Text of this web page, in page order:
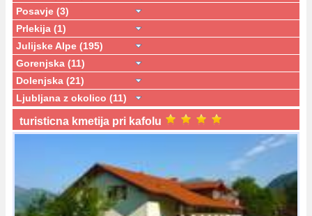
Posavje (3)
Prlekija (1)
Julijske Alpe (195)
Gorenjska (11)
Dolenjska (21)
Ljubljana z okolico (11)
turisticna kmetija pri kafolu